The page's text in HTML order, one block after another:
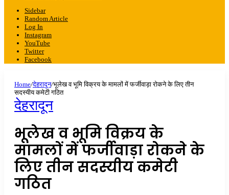
Sidebar
Random Article
Log In
Instagram
YouTube
Twitter
Facebook
Home/देहरादून/भूलेख व भूमि विक्रय के मामलों में फर्जीवाड़ा रोकने के लिए तीन
सदस्यीय कमेटी गठित
देहरादून
भूलेख व भूमि विक्रय के
मामलों में फर्जीवाड़ा रोकने के
लिए तीन सदस्यीय कमेटी
गठित